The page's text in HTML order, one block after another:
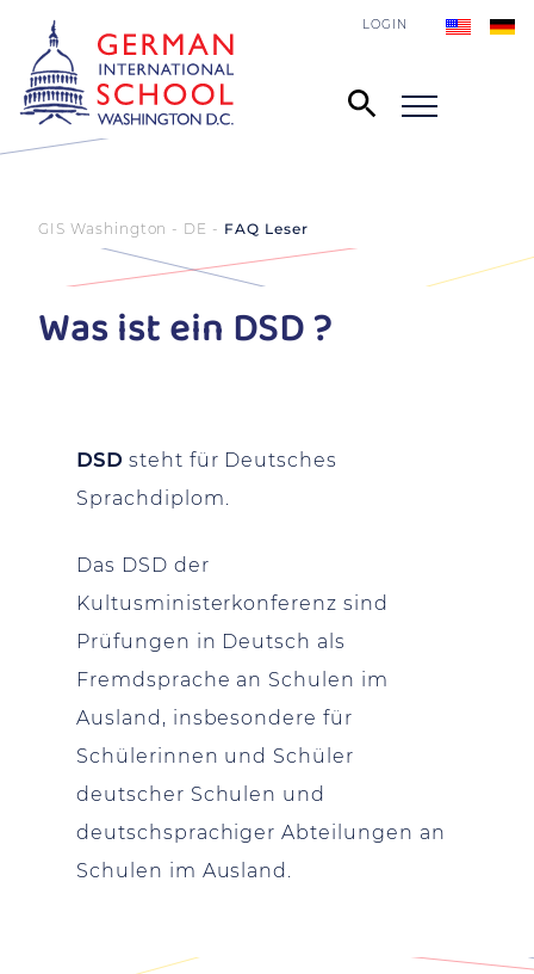
LOGIN
GIS Washington - DE FAQ Leser
Was ist ein DSD ?
DSD steht für Deutsches
Sprachdiplom.
Das DSD der
Kultusministerkonferenz sind
Prüfungen in Deutsch als
Fremdsprache an Schulen im
Ausland, insbesondere für
Schülerinnen und Schüler
deutscher Schulen und
deutschsprachiger Abteilungen an
Schulen im Ausland.